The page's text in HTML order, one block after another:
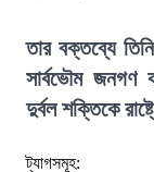
তার বক্তব্যে
সার্বভৌম জনগণ
দুর্বল শক্তিকে
ট্যাগসমূহ: